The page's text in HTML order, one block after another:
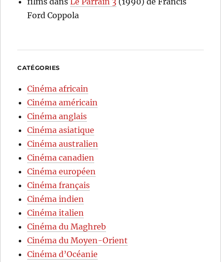
Ford Coppola
CATÉGORIES
Cinéma africain
Cinéma américain
Cinéma anglais
Cinéma asiatique
Cinéma australien
Cinéma canadien
Cinéma européen
Cinéma français
Cinéma indien
Cinéma italien
Cinéma du Maghreb
Cinéma du Moyen-Orient
Cinéma d’Océanie